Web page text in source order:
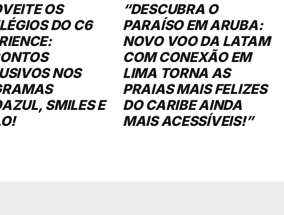
OS
DO C6
NOS
SMILES E
“DESCUBRA O
PARAÍSO EM ARUBA:
NOVO VOO DA LATAM
COM CONEXÃO EM
LIMA TORNA AS
PRAIAS MAIS FELIZES
DO CARIBE AINDA
MAIS ACESSÍVEIS!”